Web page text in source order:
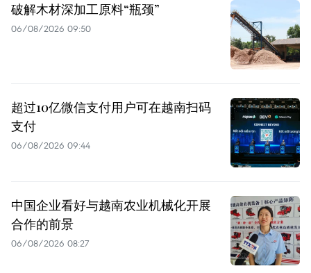
破解木材深加工原料“瓶颈”
06/08/2026 09:50
超过10亿微信支付用户可在越南扫码
支付
06/08/2026 09:44
中国企业看好与越南农业机械化开展
合作的前景
06/08/2026 08:27